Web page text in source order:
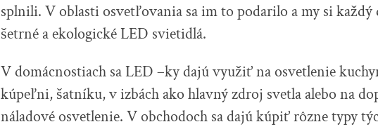
splnili. V oblasti osvetľovania sa im to podarilo a my si každý
šetrné a ekologické LED svietidlá.
V domácnostiach sa LED –ky dajú využiť na osvetlenie
kúpeľni, šatníku, v izbách ako hlavný zdroj svetla alebo na
náladové osvetlenie. V obchodoch sa dajú kúpiť rôzne typy